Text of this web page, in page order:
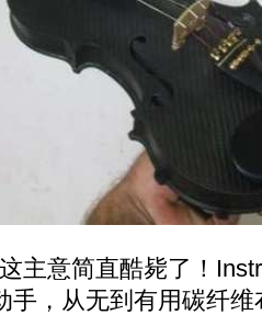
意简直酷毙了！
手，从无到有用碳纤